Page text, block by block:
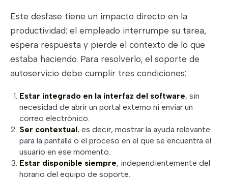
Este desfase tiene un impacto directo en la
productividad: el empleado interrumpe su tarea,
espera respuesta y pierde el contexto de lo que
estaba haciendo. Para resolverlo, el soporte de
autoservicio debe cumplir tres condiciones:
Estar integrado en la interfaz del software, sin
necesidad de abrir un portal externo ni enviar un
correo electrónico.
Ser contextual, es decir, mostrar la ayuda relevante
para la pantalla o el proceso en el que se encuentra el
usuario en ese momento.
Estar disponible siempre, independientemente del
horario del equipo de soporte.